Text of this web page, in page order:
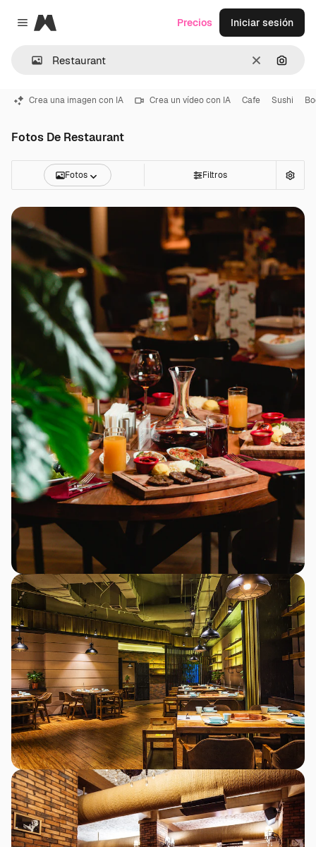
Close menu
Magnific
Borrar
Precios Iniciar sesión
Crea una imagen con IA Crea un vídeo con IA Cafe Sushi
Fotos De Restaurant
Fotos Filtros